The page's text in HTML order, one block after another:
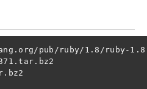
pub/ruby/1.8/ruby-